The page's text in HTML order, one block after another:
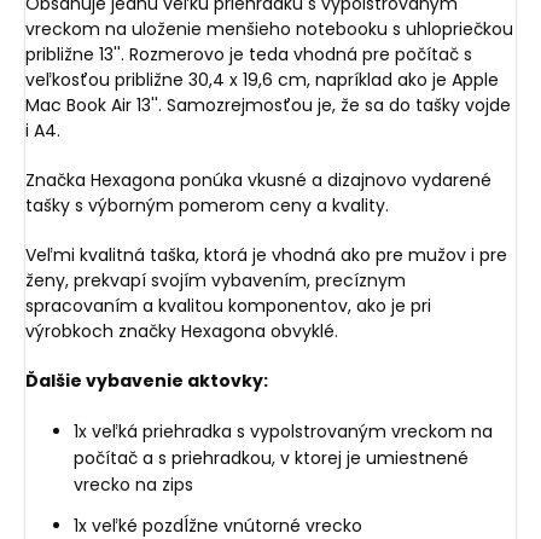
vreckom na uloženie menšieho notebooku s uhlopriečkou
približne 13''. Rozmerovo je teda vhodná pre počítač s
veľkosťou približne 30,4 x 19,6 cm, napríklad ako je Apple
Mac Book Air 13''. Samozrejmosťou je, že sa do tašky vojde
i A4.
Značka Hexagona ponúka vkusné a dizajnovo vydarené
tašky s výborným pomerom ceny a kvality.
Veľmi kvalitná taška, ktorá je vhodná ako pre mužov i pre
ženy, prekvapí svojím vybavením, precíznym
spracovaním a kvalitou komponentov, ako je pri
výrobkoch značky Hexagona obvyklé.
Ďalšie vybavenie aktovky:
1x veľká priehradka s vypolstrovaným vreckom na
počítač a s priehradkou, v ktorej je umiestnené
vrecko na zips
1x veľké pozdĺžne vnútorné vrecko